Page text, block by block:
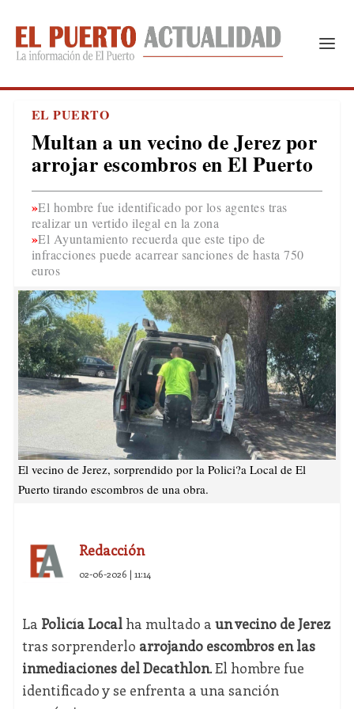
EL PUERTO
Multan a un vecino de Jerez por
arrojar escombros en El Puerto
El hombre fue identificado por los agentes tras
realizar un vertido ilegal en la zona
El Ayuntamiento recuerda que este tipo de
infracciones puede acarrear sanciones de hasta 750
euros
El vecino de Jerez, sorprendido por la Polici?a Local de El
Puerto tirando escombros de una obra.
Redacción
02-06-2026 | 11:14
La Policía Localha multado a un vecino de Jerez
tras sorprenderlo arrojando escombros en las
inmediaciones del Decathlon. El hombre fue
identificado y se enfrenta a una sanción